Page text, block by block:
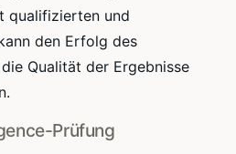
qualifizierten und
den Erfolg des
Qualität der Ergebnisse
Prüfung